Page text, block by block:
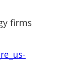
firms